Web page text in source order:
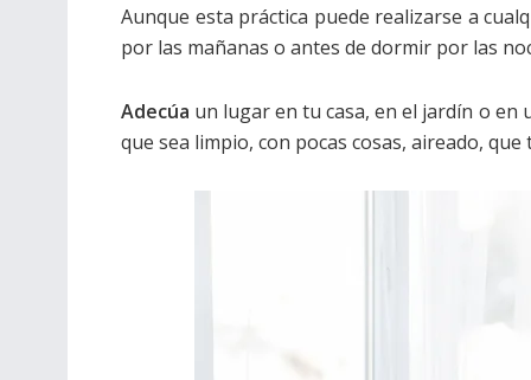
Aunque esta práctica puede realizarse a
por las mañanas o antes de dormir por las
Adecúa un lugar en tu casa, en el jardín o en
que sea limpio, con pocas cosas, aireado,